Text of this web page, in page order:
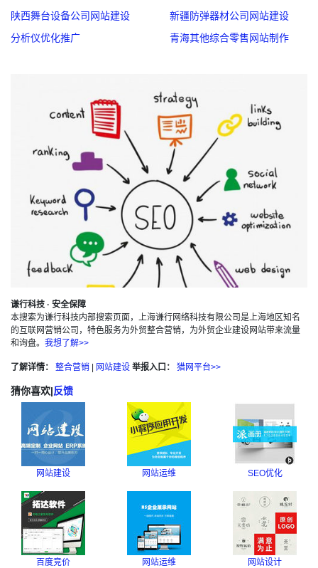
陕西舞台设备公司网站建设
新疆防弹器材公司网站建设
分析仪优化推广
青海其他综合零售网站制作
谦行科技 · 安全保障
本搜索为谦行科技内部搜索页面，上海谦行网络科技有限公司是上海地区知名
的互联网营销公司，特色服务为外贸整合营销，为外贸企业建设网站带来流量
和询盘。 我想了解>>
了解详情： 整合营销 网站建设 举报入口： 猎网平台>>
猜你喜欢|反馈
网站建设 网站运维 SEO优化
百度竞价 网站运维 网站设计